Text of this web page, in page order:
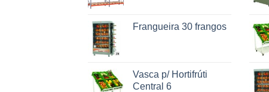
Frangueira 30 frangos
Vasca p/ Hortifrúti
Central 6